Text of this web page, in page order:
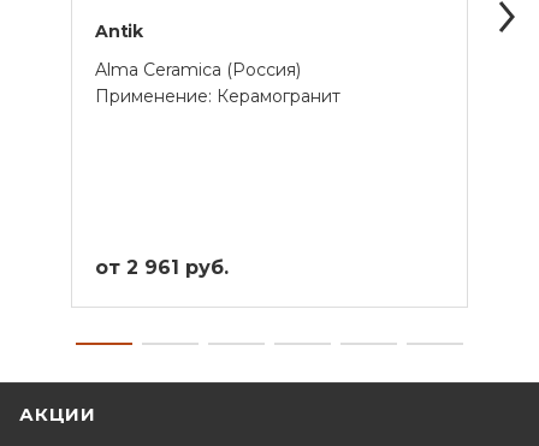
Antik
Alma Ceramica (Россия)
Применение: Керамогранит
от 2 961 руб.
АКЦИИ